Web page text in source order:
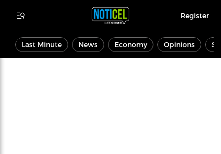
Register
Last Minute News Economy Opinions